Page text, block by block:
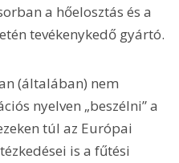
a hőelosztás és a
tevékenykedő gyártó.
(általában) nem
nyelven „beszélni” a
túl az Európai
is a fűtési